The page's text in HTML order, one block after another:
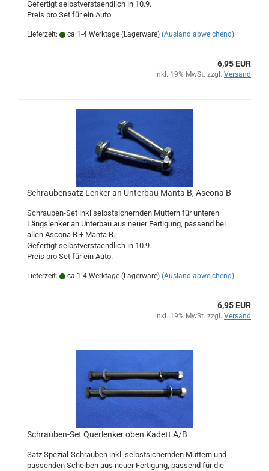
Gefertigt selbstverstaendlich in 10.9.
Preis pro Set für ein Auto.
Lieferzeit: ca.1-4 Werktage (Lagerware) (Ausland abweichend)
6,95 EUR
inkl. 19% MwSt. zzgl. Versand
Schraubensatz Lenker an Unterbau Manta B, Ascona B
Schrauben-Set inkl selbstsichernden Muttern für unteren
Längslenker an Unterbau aus neuer Fertigung, passend bei
allen Ascona B + Manta B.
Gefertigt selbstverstaendlich in 10.9.
Preis pro Set für ein Auto.
Lieferzeit: ca.1-4 Werktage (Lagerware) (Ausland abweichend)
6,95 EUR
inkl. 19% MwSt. zzgl. Versand
Schrauben-Set Querlenker oben Kadett A/B
Satz Spezial-Schrauben inkl. selbstsichernden Muttern und
passenden Scheiben aus neuer Fertigung, passend für die